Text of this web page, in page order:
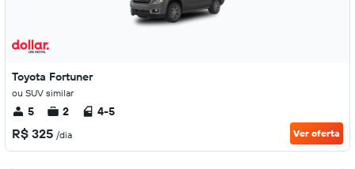
Toyota Fortuner
ou SUV similar
5 2 4-5
R$ 325 /dia Ver oferta